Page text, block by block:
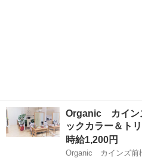
Organic カイン
ックカラー＆ト
時給1,200円
Organic カインズ前